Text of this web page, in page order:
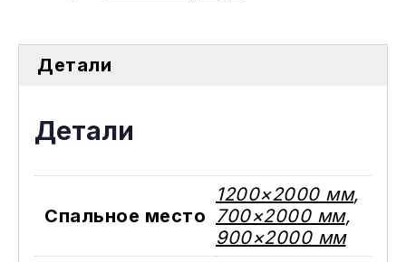
Детали
Детали
Спальное место
1200×2000 мм,
700×2000 мм,
900×2000 мм